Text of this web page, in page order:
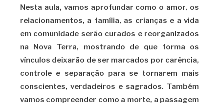
Nesta aula, vamos aprofundar como o amor, os
relacionamentos, a família, as crianças e a vida
em comunidade serão curados e reorganizados
na Nova Terra, mostrando de que forma os
vínculos deixarão de ser marcados por carência,
controle e separação para se tornarem mais
conscientes, verdadeiros e sagrados. Também
vamos compreender como a morte, a passagem